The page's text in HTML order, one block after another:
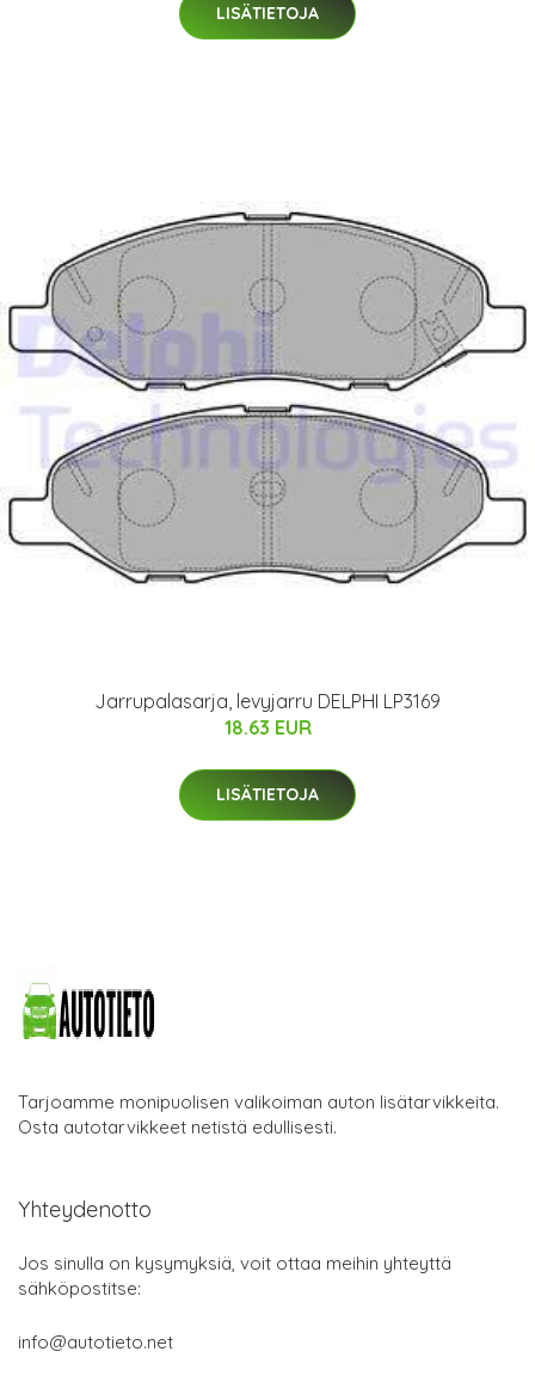
LISÄTIETOJA
Jarrupalasarja, levyjarru DELPHI LP3169
18.63 EUR
LISÄTIETOJA
Tarjoamme monipuolisen valikoiman auton lisätarvikkeita.
Osta autotarvikkeet netistä edullisesti.
Yhteydenotto
Jos sinulla on kysymyksiä, voit ottaa meihin yhteyttä
sähköpostitse:
info@autotieto.net